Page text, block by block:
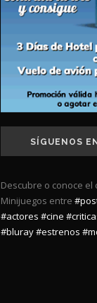
SÍGUENOS
Descubre o conoce el
Minijuegos entre
#actores #cine
#bluray#estrenos